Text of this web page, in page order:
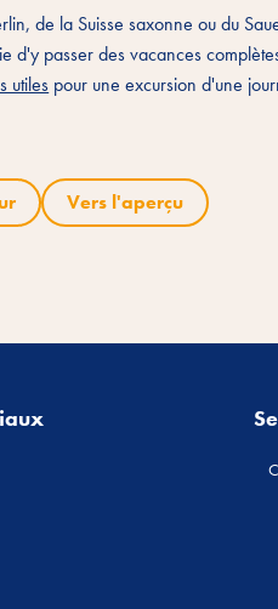
de la Suisse saxonne ou du
d'y passer des vacances
utiles pour une excursion d'une
Vers l'aperçu